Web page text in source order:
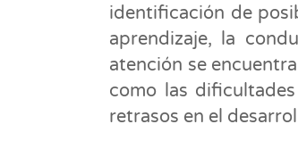
identificación de
aprendizaje, la
atención se
como las
retrasos en el